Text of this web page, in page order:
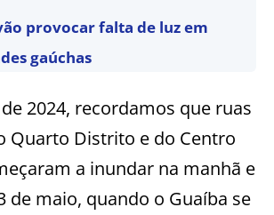
provocar falta de luz em
gaúchas
2024, recordamos que ruas
Quarto Distrito e do Centro
a inundar na manhã e
de maio, quando o Guaíba se